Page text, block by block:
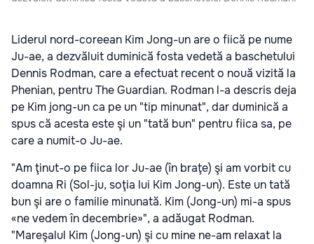
Liderul nord-coreean Kim Jong-un are o fiică pe nume
Ju-ae, a dezvăluit duminică fosta vedetă a baschetului
Dennis Rodman, care a efectuat recent o nouă vizită la
Phenian, pentru The Guardian. Rodman l-a descris deja
pe Kim jong-un ca pe un "tip minunat", dar duminică a
spus că acesta este şi un "tată bun" pentru fiica sa, pe
care a numit-o Ju-ae.
"Am ţinut-o pe fiica lor Ju-ae (în braţe) şi am vorbit cu
doamna Ri (Sol-ju, soţia lui Kim Jong-un). Este un tată
bun şi are o familie minunată. Kim (Jong-un) mi-a spus
«ne vedem în decembrie»", a adăugat Rodman.
"Mareşalul Kim (Jong-un) şi cu mine ne-am relaxat la